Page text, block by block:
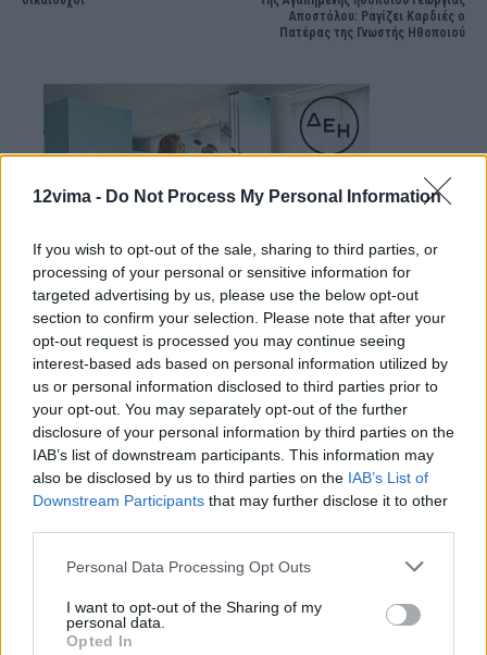
12vima - Do Not Process My Personal Information
If you wish to opt-out of the sale, sharing to third parties, or
processing of your personal or sensitive information for
targeted advertising by us, please use the below opt-out
section to confirm your selection. Please note that after your
opt-out request is processed you may continue seeing
interest-based ads based on personal information utilized by
us or personal information disclosed to third parties prior to
your opt-out. You may separately opt-out of the further
disclosure of your personal information by third parties on the
IAB’s list of downstream participants. This information may
also be disclosed by us to third parties on the IAB’s List of
Downstream Participants that may further disclose it to other
Personal Data Processing Opt Outs
I want to opt-out of the Sharing of my
personal data.
Opted In
Αποστόλου: Ραγίζει Καρδιές ο
Πατέρας της Γνωστής Ηθοποιού